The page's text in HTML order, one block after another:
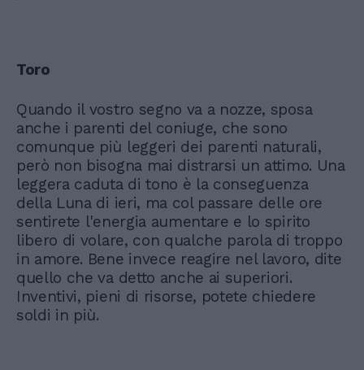
Toro
Quando il vostro segno va a nozze, sposa
anche i parenti del coniuge, che sono
comunque più leggeri dei parenti naturali,
però non bisogna mai distrarsi un attimo. Una
leggera caduta di tono è la conseguenza
della Luna di ieri, ma col passare delle ore
sentirete l'energia aumentare e lo spirito
libero di volare, con qualche parola di troppo
in amore. Bene invece reagire nel lavoro, dite
quello che va detto anche ai superiori.
Inventivi, pieni di risorse, potete chiedere
soldi in più.